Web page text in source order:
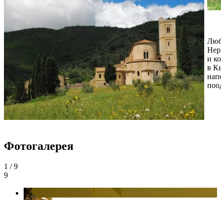
и
в
Фотогалерея
1 / 9
9